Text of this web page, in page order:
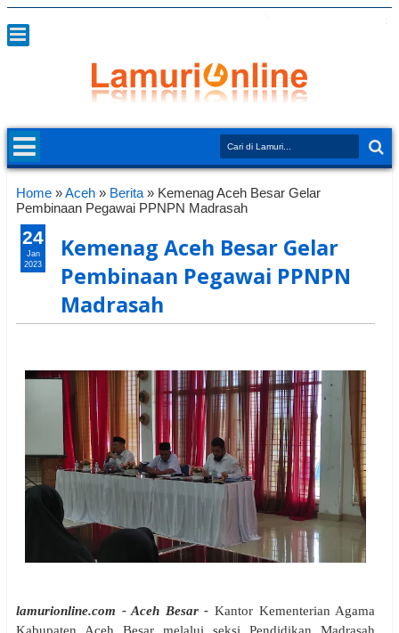
Home »Aceh » Berita » Kemenag Aceh Besar Gelar
Pembinaan Pegawai PPNPN Madrasah
Kemenag Aceh Besar Gelar
Pembinaan Pegawai PPNPN
Madrasah
lamurionline.com - Aceh Besar - Kantor Kementerian Agama
Kabupaten Aceh Besar melalui seksi Pendidikan Madrasah
24
Jan
2023